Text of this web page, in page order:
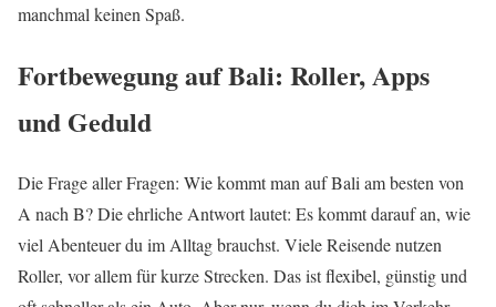
manchmal keinen Spaß.
Fortbewegung auf Bali: Roller, Apps
und Geduld
Die Frage aller Fragen: Wie kommt man auf Bali am besten von
A nach B? Die ehrliche Antwort lautet: Es kommt darauf an, wie
viel Abenteuer du im Alltag brauchst. Viele Reisende nutzen
Roller, vor allem für kurze Strecken. Das ist flexibel, günstig und